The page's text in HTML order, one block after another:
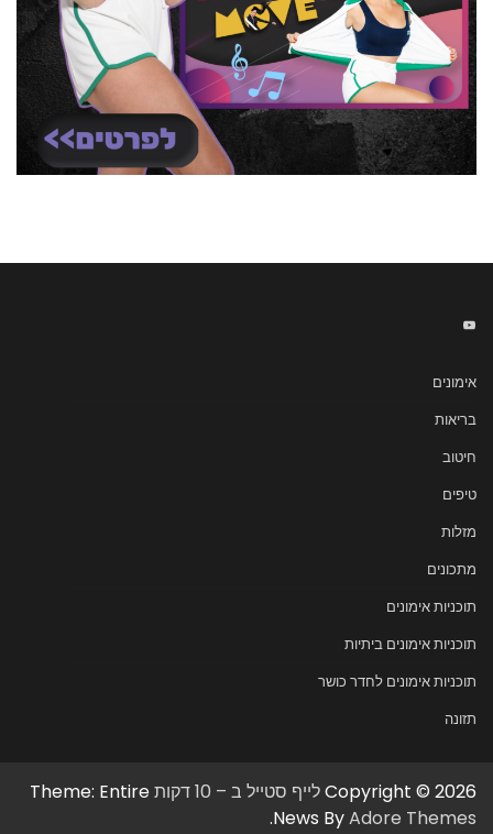
אימונים
בריאות
חיטוב
טיפים
מזלות
מתכונים
תוכניות אימונים
תוכניות אימונים ביתיות
תוכניות אימונים לחדר כושר
תזונה
Copyright © 2026לייף סטייל ב – 10 דקות
Theme: Entire
News ByAdore Themes
.